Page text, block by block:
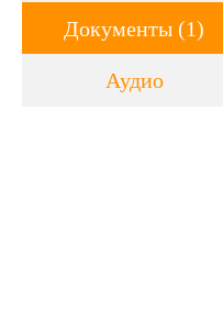
Документы (1)
Аудио